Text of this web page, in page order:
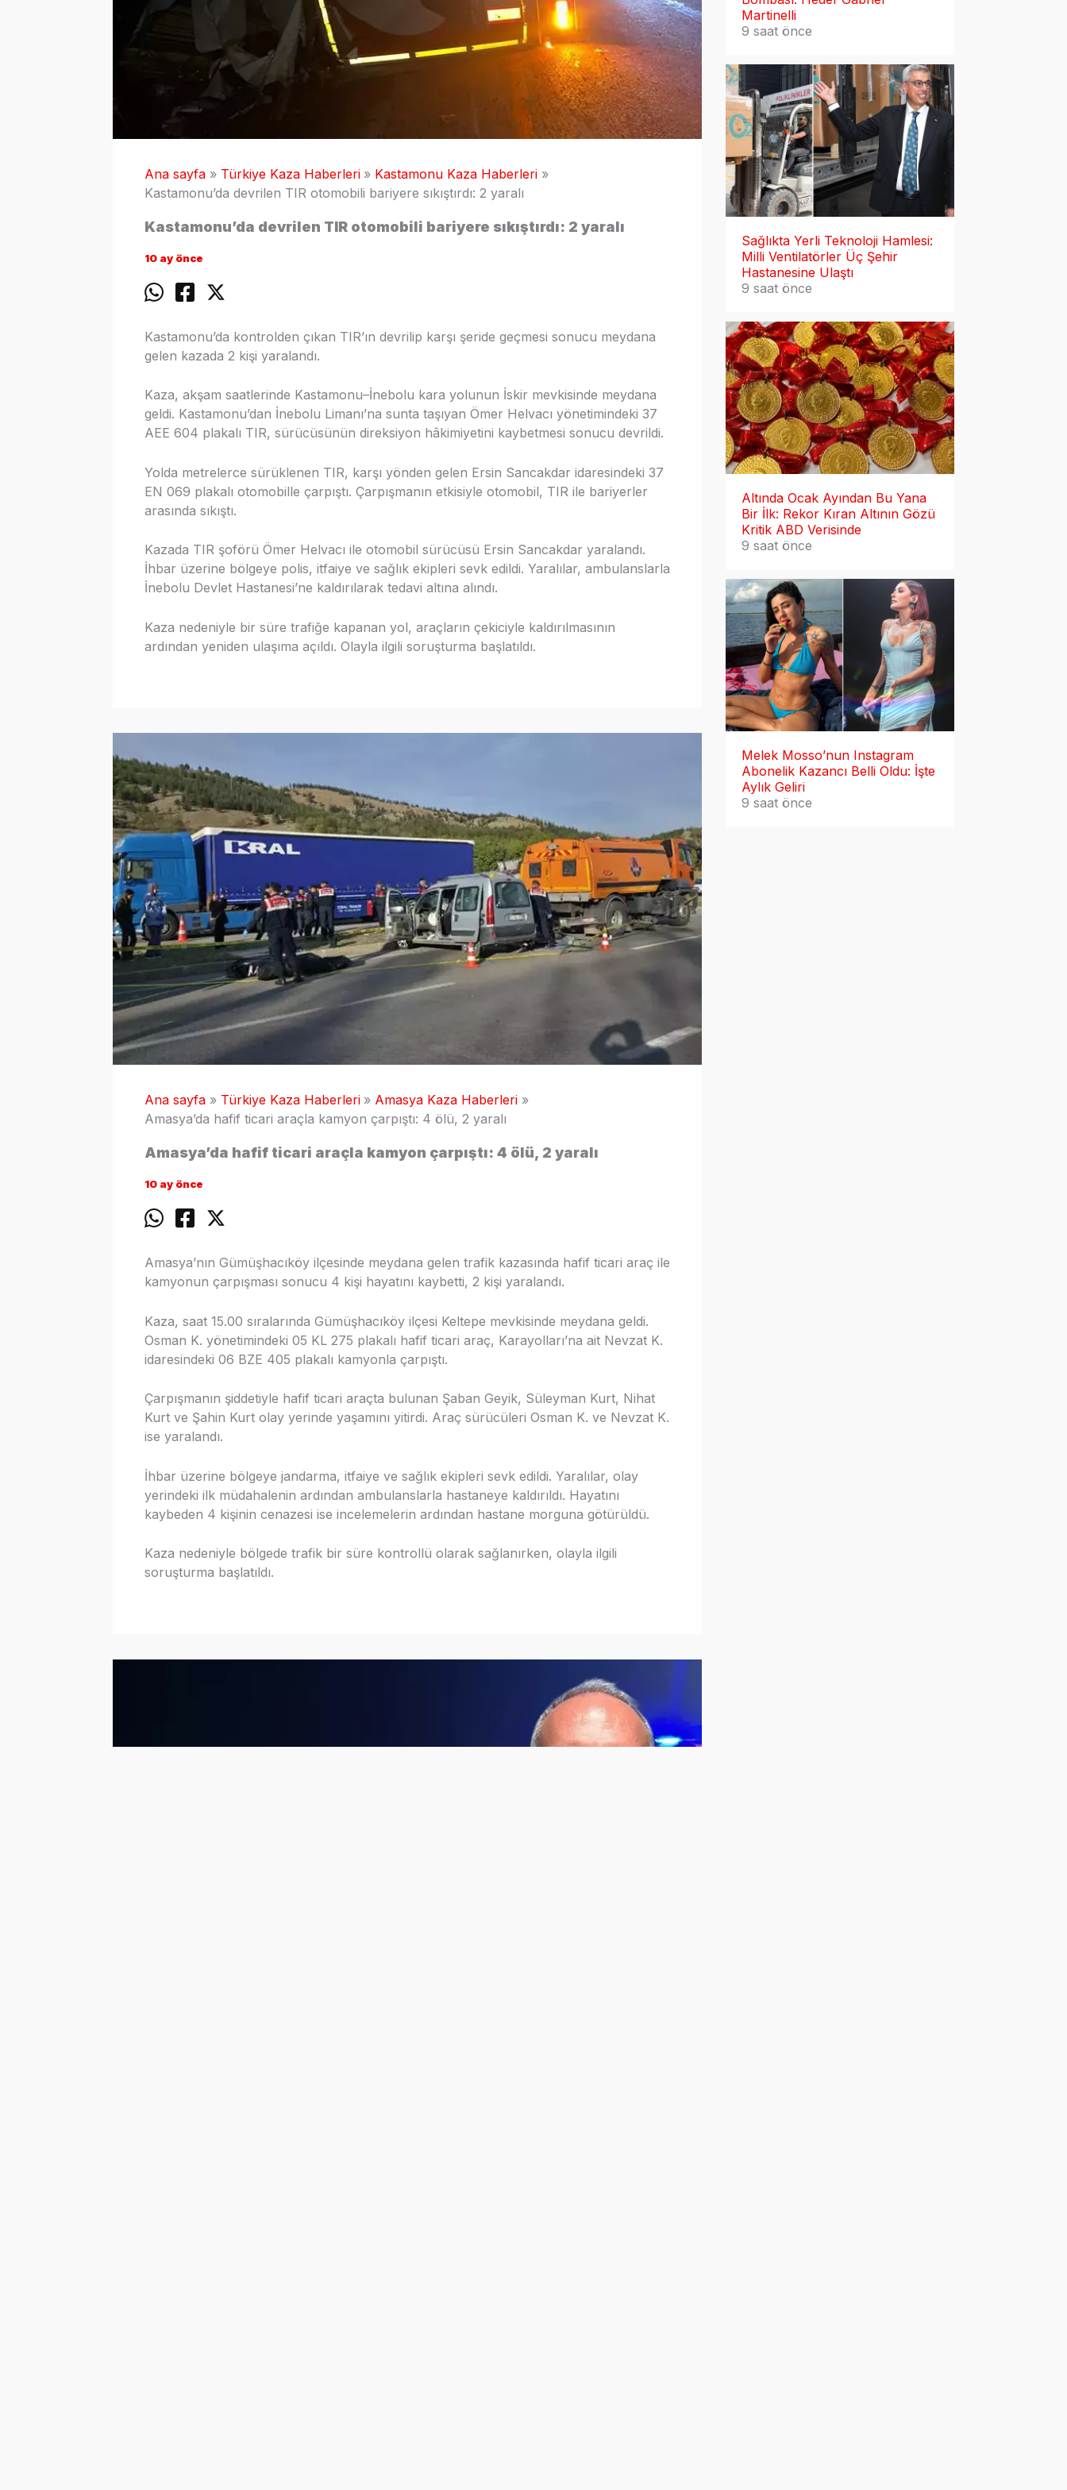
Ana sayfa Türkiye Kaza Haberleri
Kastamonu Kaza Haberleri
Kastamonu’da devrilen TIR otomobili bariyere sıkıştırdı: 2 yaralı
Kastamonu’da devrilen TIR otomobili bariyere sıkıştırdı: 2 yaralı
10 ay önce
Kastamonu’da kontrolden çıkan TIR’ın devrilip karşı şeride geçmesi sonucu meydana
gelen kazada 2 kişi yaralandı.
Kaza, akşam saatlerinde Kastamonu–İnebolu kara yolunun İskir mevkisinde meydana
geldi. Kastamonu’dan İnebolu Limanı’na sunta taşıyan Ömer Helvacı yönetimindeki 37
AEE 604 plakalı TIR, sürücüsünün direksiyon hâkimiyetini kaybetmesi sonucu devrildi.
Yolda metrelerce sürüklenen TIR, karşı yönden gelen Ersin Sancakdar idaresindeki 37
EN 069 plakalı otomobille çarpıştı. Çarpışmanın etkisiyle otomobil, TIR ile bariyerler
arasında sıkıştı.
Kazada TIR şoförü Ömer Helvacı ile otomobil sürücüsü Ersin Sancakdar yaralandı.
İhbar üzerine bölgeye polis, itfaiye ve sağlık ekipleri sevk edildi. Yaralılar, ambulanslarla
İnebolu Devlet Hastanesi’ne kaldırılarak tedavi altına alındı.
Kaza nedeniyle bir süre trafiğe kapanan yol, araçların çekiciyle kaldırılmasının
ardından yeniden ulaşıma açıldı. Olayla ilgili soruşturma başlatıldı.
Ana sayfa Türkiye Kaza Haberleri
Amasya Kaza Haberleri
Amasya’da hafif ticari araçla kamyon çarpıştı: 4 ölü, 2 yaralı
Amasya’da hafif ticari araçla kamyon çarpıştı: 4 ölü, 2 yaralı
10 ay önce
Amasya’nın Gümüşhacıköy ilçesinde meydana gelen trafik kazasında hafif ticari araç ile
kamyonun çarpışması sonucu 4 kişi hayatını kaybetti, 2 kişi yaralandı.
Kaza, saat 15.00 sıralarında Gümüşhacıköy ilçesi Keltepe mevkisinde meydana geldi.
Osman K. yönetimindeki 05 KL 275 plakalı hafif ticari araç, Karayolları’na ait Nevzat K.
idaresindeki 06 BZE 405 plakalı kamyonla çarpıştı.
Çarpışmanın şiddetiyle hafif ticari araçta bulunan Şaban Geyik, Süleyman Kurt, Nihat
Kurt ve Şahin Kurt olay yerinde yaşamını yitirdi. Araç sürücüleri Osman K. ve Nevzat K.
ise yaralandı.
İhbar üzerine bölgeye jandarma, itfaiye ve sağlık ekipleri sevk edildi. Yaralılar, olay
yerindeki ilk müdahalenin ardından ambulanslarla hastaneye kaldırıldı. Hayatını
kaybeden 4 kişinin cenazesi ise incelemelerin ardından hastane morguna götürüldü.
Kaza nedeniyle bölgede trafik bir süre kontrollü olarak sağlanırken, olayla ilgili
soruşturma başlatıldı.
Martinelli
9 saat önce
Sağlıkta Yerli Teknoloji Hamlesi:
Milli Ventilatörler Üç Şehir
Hastanesine Ulaştı
9 saat önce
Altında Ocak Ayından Bu Yana
Bir İlk: Rekor Kıran Altının Gözü
Kritik ABD Verisinde
9 saat önce
Melek Mosso’nun Instagram
Abonelik Kazancı Belli Oldu: İşte
Aylık Geliri
9 saat önce